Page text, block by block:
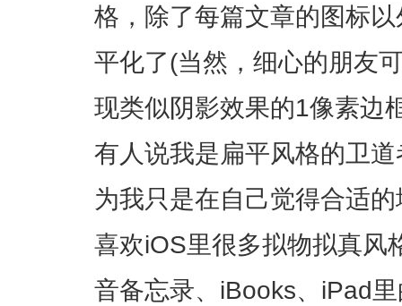
格，除了每篇文章的图标
平化了(当然，细心的朋友
现类似阴影效果的1像素边
有人说我是扁平风格的卫
为我只是在自己觉得合适
喜欢iOS里很多拟物拟真风
音备忘录、iBooks、iPad